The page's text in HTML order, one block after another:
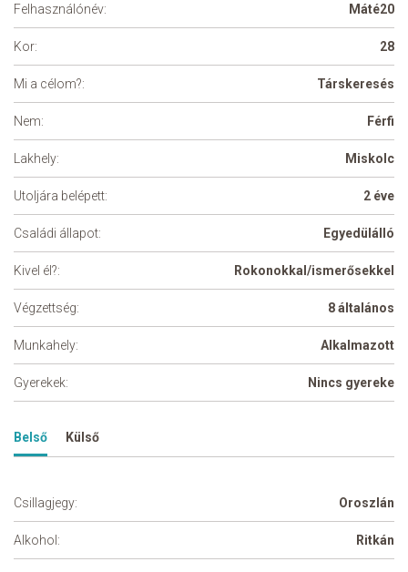
Felhasználónév: Máté20
Kor: 28
Mi a célom?: Társkeresés
Nem: Férfi
Lakhely: Miskolc
Utoljára belépett: 2 éve
Családi állapot: Egyedülálló
Kivel él?: Rokonokkal/ismerősekkel
Végzettség: 8 általános
Munkahely: Alkalmazott
Gyerekek: Nincs gyereke
Belső Külső
Csillagjegy: Oroszlán
Alkohol: Ritkán